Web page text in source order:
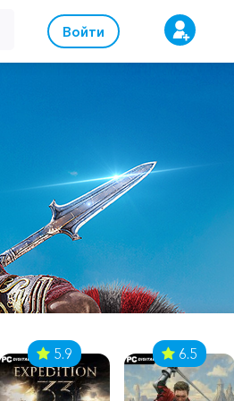
Войти
5.9 6.5